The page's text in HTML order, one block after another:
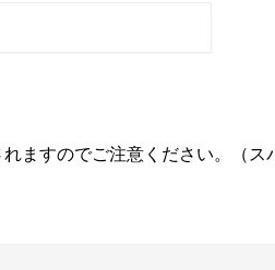
ますのでご注意ください。（ス